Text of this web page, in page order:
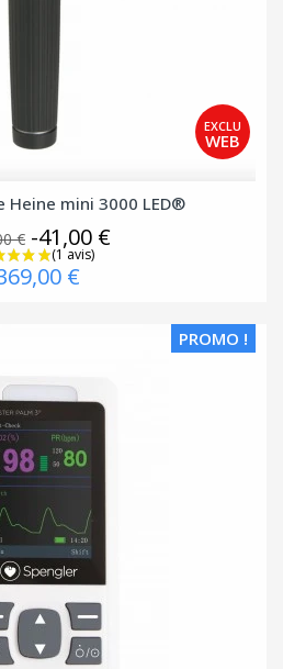
Heine mini 3000 LED®
€ -41,00 €
€
PROMO !